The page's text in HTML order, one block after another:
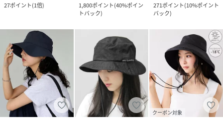
27ポイント(1倍)
1,800ポイント(40%ポイン
トバック)
271ポイント(10%ポイント
バック)
クーポン対象